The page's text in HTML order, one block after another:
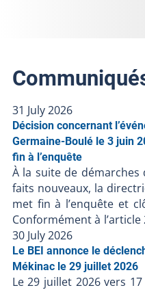
31 July 2026
Décision concernant
Germaine-Boulé le 3 juin
fin à l’enquête
À la suite de démarches
faits nouveaux, la
met fin à l’enquête et
Conformément à
la directrice du BEI
l’enquête si elle est
policière n’a pas
grave. Les
30 July 2026
Le BEI annonce le
Mékinac le 29 juillet 2026
Le 29 juillet 2026 vers